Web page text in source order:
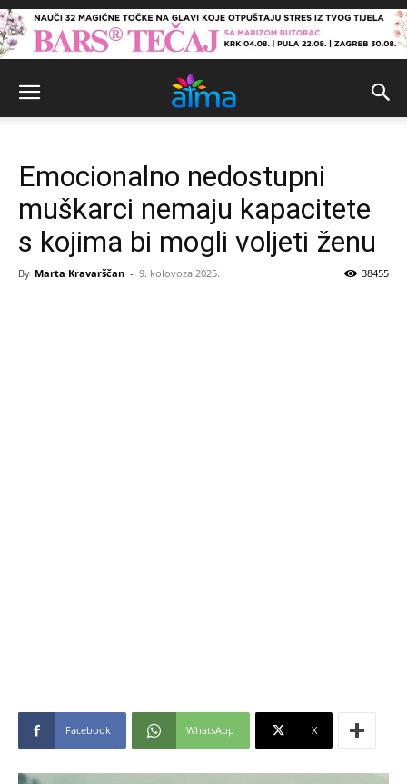
Emocionalno nedostupni
muškarci nemaju kapacitete
s kojima bi mogli voljeti ženu
By Marta Kravarščan - 9. kolovoza 2025. 38455
Facebook WhatsApp X